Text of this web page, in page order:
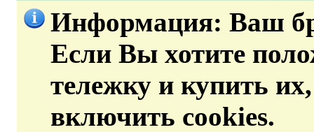
Информация: Ваш
Если Вы хотите
тележку и купить
включить cookies.